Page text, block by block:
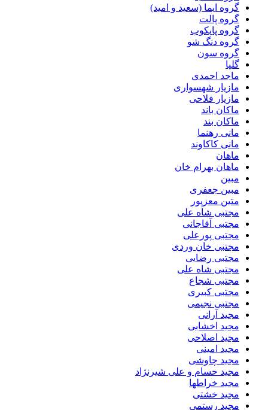
گروه ایما (سعید و امید)
گروه پالت
گروه پایکوب
گروه دنگ شو
گروه سون
گلپا
ماجد احمدی
مازیار شهسواری
مازیار فلاحی
ماکان باند
ماکان بند
مانی رهنما
مانی کاکاوند
ماهان
ماهان بهرام خان
مبین
مبین جعفری
متین معزپور
مجتبى شاه على
مجتبی آقاجانی
مجتبی پورعلی
مجتبی خان وردی
مجتبی رضایی
مجتبی شاه علی
مجتبی شجاع
مجتبی کبیری
مجتبی نجیمی
مجید آرانی
مجید اخشابی
مجید اصلاحی
مجید امینی
مجید چاوشی
مجید حسام و علی شیرنژاد
مجید خراطها
مجید خشتی
مجید رستمی